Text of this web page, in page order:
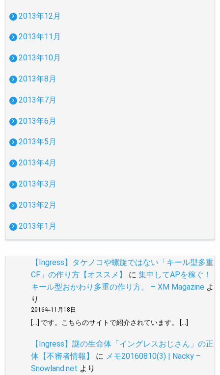
2013年12月
2013年11月
2013年10月
2013年8月
2013年7月
2013年6月
2013年5月
2013年4月
2013年3月
2013年2月
2013年1月
【Ingress】タケノコや螺旋ではない「キール型多重
CF」の作り方【オススメ】
に 集中してAPを稼ぐ！
キール型おかわり多重の作り方。 – XM Magazine よ
り
2016年11月18日
[…] です。こちらのサイトで紹介されています。 […]
【Ingress】謎の生命体「イングレスおじさん」の正
体【不審者情報】
に メモ20160810(3) | Nacky –
Snowland.net より